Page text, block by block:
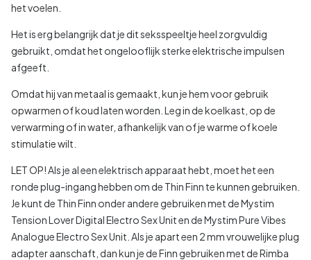
het voelen.
Het is erg belangrijk dat je dit seksspeeltje heel zorgvuldig
gebruikt, omdat het ongelooflijk sterke elektrische impulsen
afgeeft.
Omdat hij van metaal is gemaakt, kun je hem voor gebruik
opwarmen of koud laten worden. Leg in de koelkast, op de
verwarming of in water, afhankelijk van of je warme of koele
stimulatie wilt.
LET OP! Als je al een elektrisch apparaat hebt, moet het een
ronde plug-ingang hebben om de Thin Finn te kunnen gebruiken.
Je kunt de Thin Finn onder andere gebruiken met de Mystim
Tension Lover Digital Electro Sex Unit en de Mystim Pure Vibes
Analogue Electro Sex Unit. Als je apart een 2 mm vrouwelijke plug
adapter aanschaft, dan kun je de Finn gebruiken met de Rimba